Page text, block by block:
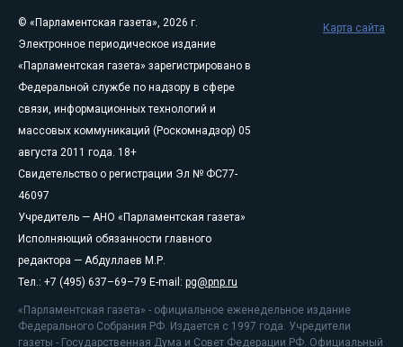
© «Парламентская газета», 2026 г.
Электронное периодическое издание
«Парламентская газета» зарегистрировано в
Федеральной службе по надзору в сфере
связи, информационных технологий и
массовых коммуникаций (Роскомнадзор) 05
августа 2011 года. 18+
Свидетельство о регистрации Эл № ФС77-
46097
Учредитель — АНО «Парламентская газета»
Исполняющий обязанности главного
редактора — Абдуллаев М.Р.
Тел.: +7 (495) 637–69–79 E-mail: pg@pnp.ru
«Парламентская газета» - официальное еженедельное издание
Федерального Собрания РФ. Издается с 1997 года. Учредители
газеты - Государственная Дума и Совет Федерации РФ. Официальный
Карта сайта